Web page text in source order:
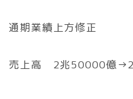
通期業績上方修正
売上高 2兆50000億